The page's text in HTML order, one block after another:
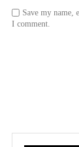
Save my name,
I comment.